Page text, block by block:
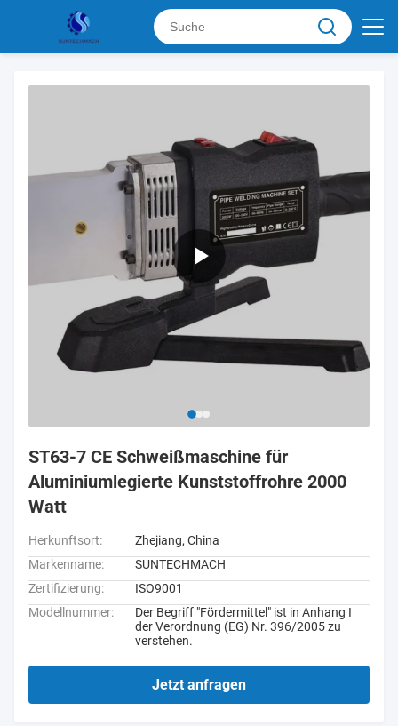
ST63-7 CE Schweißmaschine für
Aluminiumlegierte Kunststoffrohre 2000
Watt
Herkunftsort:
Zhejiang, China
Markenname:
SUNTECHMACH
Zertifizierung:
ISO9001
Modellnummer:
Der Begriff "Fördermittel" ist in Anhang I
der Verordnung (EG) Nr. 396/2005 zu
verstehen.
Jetzt anfragen